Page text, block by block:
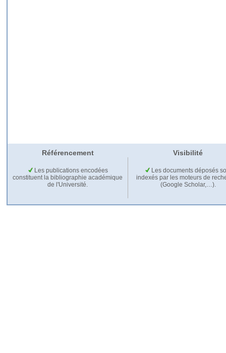
Référencement Visibilité
Les publications encodées
constituent la bibliographie académique
de l'Université.
Les documents déposés
indexés par les moteurs de
(Google Scholar,…).